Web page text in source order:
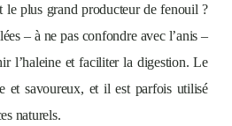
le plus grand producteur de fenouil ?
– à ne pas confondre avec l’anis –
l’haleine et faciliter la digestion. Le
et savoureux, et il est parfois utilisé
naturels.